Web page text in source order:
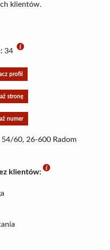
klientów.
34
profil
stronę
numer
54/60, 26-600 Radom
klientów: